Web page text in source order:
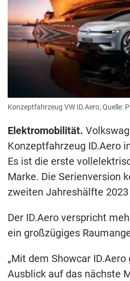
Konzeptfahrzeug VW ID.Aero; Quelle:
Elektromobilität.
Konzeptfahrzeug ID.Aero
Es ist die erste
Marke. Die Serienversion
zweiten Jahreshälfte 2023
Der ID.Aero verspricht
ein großzügiges
„Mit dem Showcar
Ausblick auf das nächste